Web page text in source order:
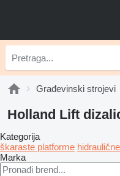
Građevinski strojevi
Holland Lift
Kategorija
škaraste platforme
Marka